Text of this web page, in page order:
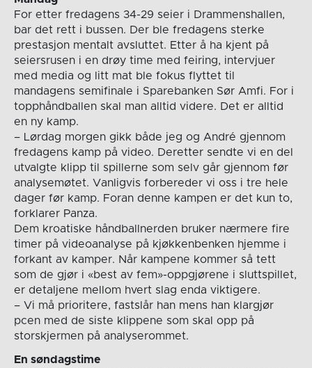
For etter fredagens 34-29 seier i Drammenshallen,
bar det rett i bussen. Der ble fredagens sterke
prestasjon mentalt avsluttet. Etter å ha kjent på
seiersrusen i en drøy time med feiring, intervjuer
med media og litt mat ble fokus flyttet til
mandagens semifinale i Sparebanken Sør Amfi. For i
topphåndballen skal man alltid videre. Det er alltid
en ny kamp.
– Lørdag morgen gikk både jeg og André gjennom
fredagens kamp på video. Deretter sendte vi en del
utvalgte klipp til spillerne som selv går gjennom før
analysemøtet. Vanligvis forbereder vi oss i tre hele
dager før kamp. Foran denne kampen er det kun to,
forklarer Panza.
Dem kroatiske håndballnerden bruker nærmere fire
timer på videoanalyse på kjøkkenbenken hjemme i
forkant av kamper. Når kampene kommer så tett
som de gjør i «best av fem»-oppgjørene i sluttspillet,
er detaljene mellom hvert slag enda viktigere.
– Vi må prioritere, fastslår han mens han klargjør
pcen med de siste klippene som skal opp på
storskjermen på analyserommet.
En søndagstime